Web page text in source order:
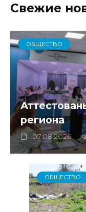
Свежие
ОБЩЕСТВО
региона
07.08.2026
ОБЩЕСТВО